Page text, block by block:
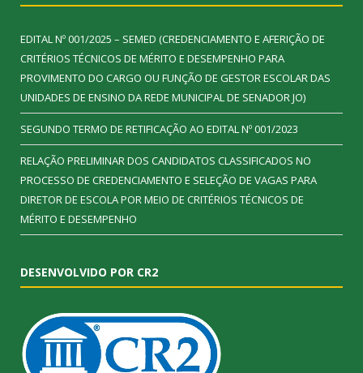
EDITAL Nº 001/2025 – SEMED (CREDENCIAMENTO E AFERIÇÃO DE
CRITÉRIOS TÉCNICOS DE MÉRITO E DESEMPENHO PARA
PROVIMENTO DO CARGO OU FUNÇÃO DE GESTOR ESCOLAR DAS
UNIDADES DE ENSINO DA REDE MUNICIPAL DE SENADOR JO)
SEGUNDO TERMO DE RETIFICAÇÃO AO EDITAL Nº 001/2023
RELAÇÃO PRELIMINAR DOS CANDIDATOS CLASSIFICADOS NO
PROCESSO DE CREDENCIAMENTO E SELEÇÃO DE VAGAS PARA
DIRETOR DE ESCOLA POR MEIO DE CRITÉRIOS TÉCNICOS DE
MÉRITO E DESEMPENHO
DESENVOLVIDO POR CR2